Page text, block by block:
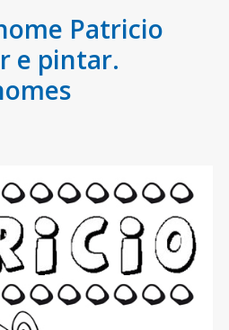
Patricio
e pintar.